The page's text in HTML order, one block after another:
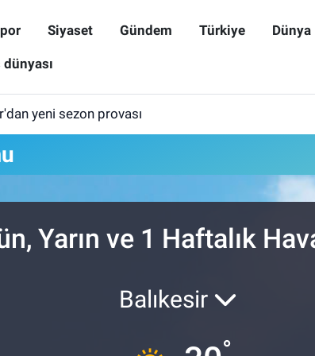
Siyaset Gündem Türkiye Dünya
yeni sezon provası
Yarın ve 1 Haftalık
Balıkesir
°